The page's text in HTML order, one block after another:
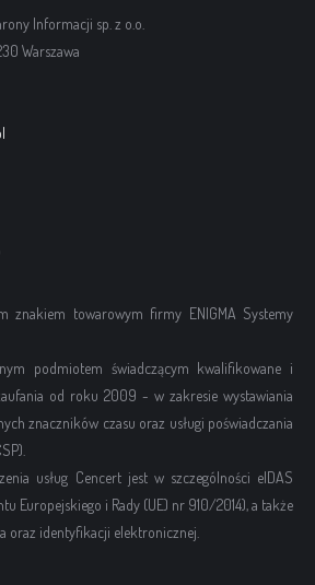
Informacji sp. z o.o.
Warszawa
znakiem towarowym firmy ENIGMA Systemy
podmiotem świadczącym kwalifikowane i
od roku 2009 - w zakresie wystawiania
znaczników czasu oraz usługi poświadczania
usług Cencert jest w szczególności eIDAS
Europejskiego i Rady (UE) nr 910/2014), a także
oraz identyfikacji elektronicznej.